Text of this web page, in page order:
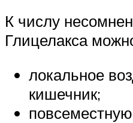
К числу
Глицелакса
локальное
кишечник;